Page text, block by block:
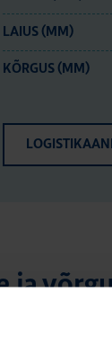
LAIUS (MM)
KÕRGUS (MM)
ja